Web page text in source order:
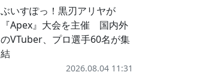
ぶいすぽっ！黒刃アリヤが
『Apex』大会を主催 国内外
のVTuber、プロ選手60名が集
結
2026.08.04 11:31